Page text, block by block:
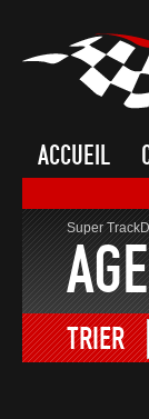
ACCUEIL
Super
TRIER